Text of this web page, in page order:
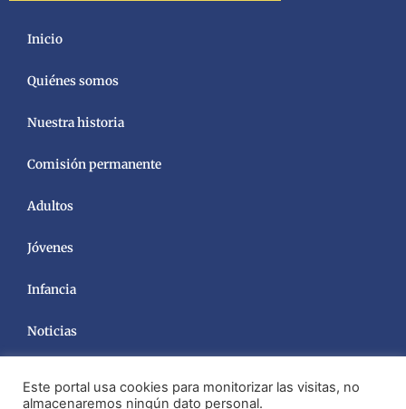
Inicio
Quiénes somos
Nuestra historia
Comisión permanente
Adultos
Jóvenes
Infancia
Noticias
Este portal usa cookies para monitorizar las visitas, no
almacenaremos ningún dato personal.